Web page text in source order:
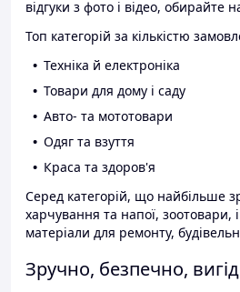
відгуки з фото і відео, обирайте
Топ категорій за кількістю
Техніка й електроніка
Товари для дому і саду
Авто- та мототовари
Одяг та взуття
Краса та здоров'я
Серед категорій, що найбільше
харчування та напої, зоотовари,
матеріали для ремонту,
Зручно, безпечно,